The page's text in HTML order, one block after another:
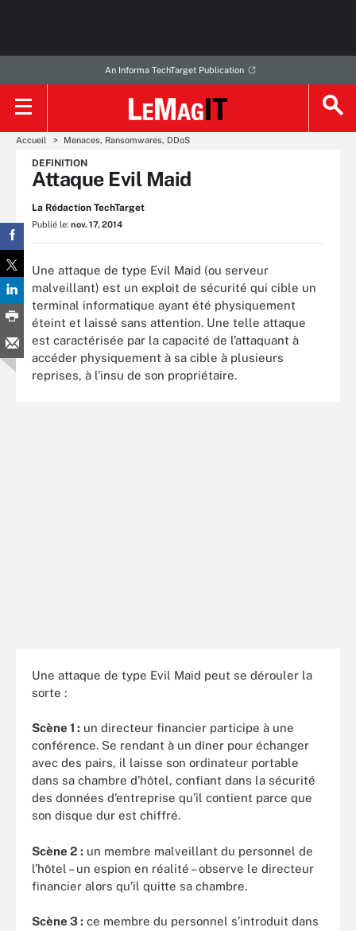
An Informa TechTarget Publication
Accueil Menaces, Ransomwares, DDoS
DEFINITION
Attaque Evil Maid
La Rédaction TechTarget
Publié le: nov. 17, 2014
Une attaque de type Evil Maid (ou serveur
malveillant) est un exploit de sécurité qui cible un
terminal informatique ayant été physiquement
éteint et laissé sans attention. Une telle attaque
est caractérisée par la capacité de l’attaquant à
accéder physiquement à sa cible à plusieurs
reprises, à l’insu de son propriétaire.
Une attaque de type Evil Maid peut se dérouler la
sorte :
Scène 1 : un directeur financier participe à une
conférence. Se rendant à un dîner pour échanger
avec des pairs, il laisse son ordinateur portable
dans sa chambre d’hôtel, confiant dans la sécurité
des données d’entreprise qu’il contient parce que
son disque dur est chiffré.
Scène 2 : un membre malveillant du personnel de
l’hôtel – un espion en réalité – observe le directeur
financier alors qu’il quitte sa chambre.
Scène 3 : ce membre du personnel s’introduit dans